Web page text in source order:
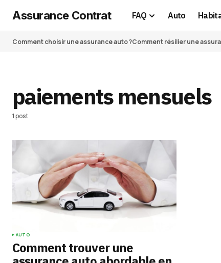
Assurance Contrat FAQ Auto
Comment choisir une assurance auto ?Comment résilier une
paiements mensuels
1 post
AUTO
Comment trouver une